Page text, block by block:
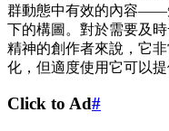
群動態中有效的內容——
下的構圖。對於需要及
精神的創作者來說，它
化，但適度使用它可以提
Click to Ad#